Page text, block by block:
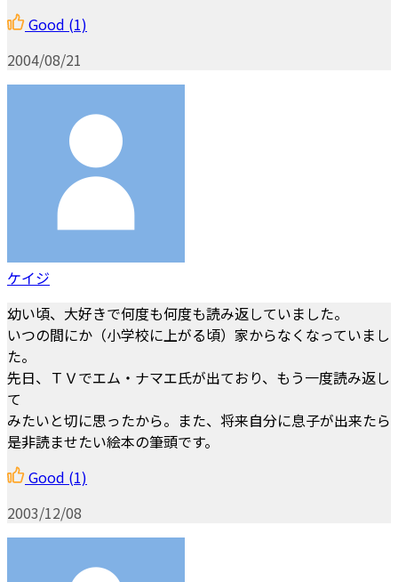
Good (1)
2004/08/21
ケイジ
幼い頃、大好きで何度も何度も読み返していました。
いつの間にか（小学校に上がる頃）家からなくなっていまし
た。
先日、ＴＶでエム・ナマエ氏が出ており、もう一度読み返し
て
みたいと切に思ったから。また、将来自分に息子が出来たら
是非読ませたい絵本の筆頭です。
Good (1)
2003/12/08